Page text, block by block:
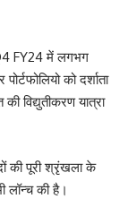
FY24 में लगभग
को दर्शाता
विद्युतीकरण यात्रा
की पूरी श्रृंखला के
लॉन्च की है।